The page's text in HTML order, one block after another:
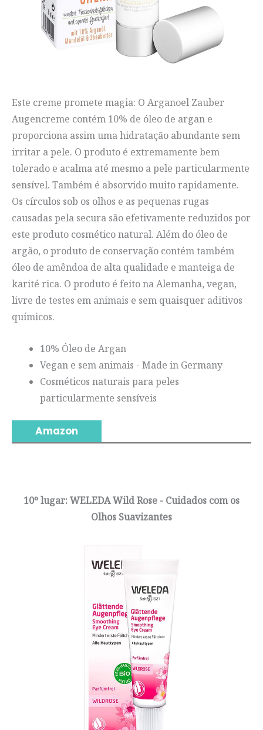
Este creme promete magia: O Arganoel Zauber
Augencreme contém 10% de óleo de argan e
proporciona assim uma hidratação abundante sem
irritar a pele. O produto é extremamente bem
tolerado e acalma até mesmo a pele particularmente
sensível. Também é absorvido muito rapidamente.
Os círculos sob os olhos e as pequenas rugas
causadas pela secura são efetivamente reduzidos por
este produto cosmético natural. Além do óleo de
argão, o produto de conservação contém também
óleo de amêndoa de alta qualidade e manteiga de
karité rica. O produto é feito na Alemanha, vegan,
livre de testes em animais e sem quaisquer aditivos
químicos.
10% Óleo de Argan
Vegan e sem animais - Made in Germany
Cosméticos naturais para peles
particularmente sensíveis
Amazon
10º lugar: WELEDA Wild Rose - Cuidados com os
Olhos Suavizantes